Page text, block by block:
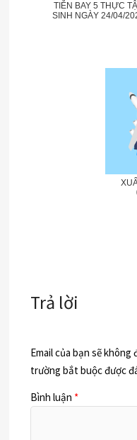
TIỄN BAY 5 THỰC
SINH NGÀY 24/04/
Trả lời
Email của bạn sẽ
trường bắt buộc được
Bình luận *